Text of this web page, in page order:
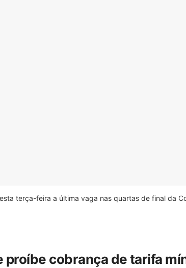
terça-feira a última vaga nas quartas de final da
cobrança de tarifa